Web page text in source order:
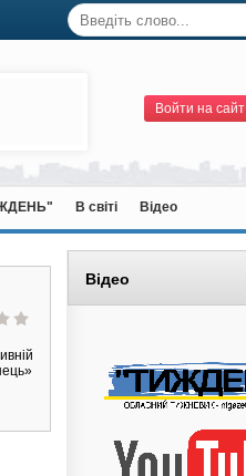
Войти на сайт
В світі Відео
Відео